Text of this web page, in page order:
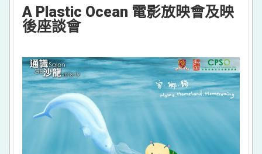
A Plastic Ocean 電影放映會及映
後座談會